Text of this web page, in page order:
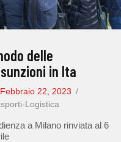
delle
in Ita
Febbraio 22, 2023
Logistica
a Milano rinviata al 6